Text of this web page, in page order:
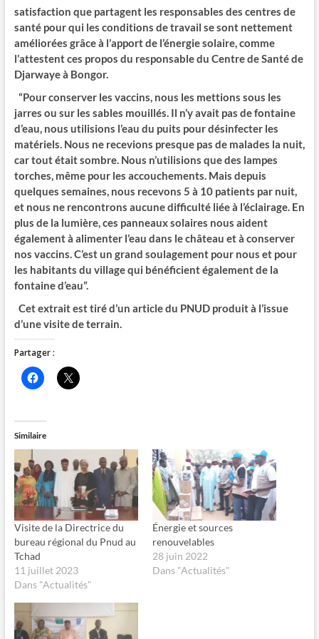
satisfaction que partagent les responsables des centres de
santé pour qui les conditions de travail se sont nettement
améliorées grâce à l’apport de l’énergie solaire, comme
l’attestent ces propos du responsable du Centre de Santé de
Djarwaye à Bongor.
“Pour conserver les vaccins, nous les mettions sous les
jarres ou sur les sables mouillés. Il n’y avait pas de fontaine
d’eau, nous utilisions l’eau du puits pour désinfecter les
matériels. Nous ne recevions presque pas de malades la nuit,
car tout était sombre. Nous n’utilisions que des lampes
torches, même pour les accouchements. Mais depuis
quelques semaines, nous recevons 5 à 10 patients par nuit,
et nous ne rencontrons aucune difficulté liée à l’éclairage. En
plus de la lumière, ces panneaux solaires nous aident
également à alimenter l’eau dans le château et à conserver
nos vaccins. C’est un grand soulagement pour nous et pour
les habitants du village qui bénéficient également de la
fontaine d’eau”.
Cet extrait est tiré d’un article du PNUD produit à l’issue
d’une visite de terrain.
Partager :
C
l
e
z
p
o
r
p
a
r
t
g
e
r
s
u
r
F
a
b
o
o
C
l
o
u
r
p
a
r
t
a
g
e
r
r
X
(
v
r
e
Similaire
Visite de la Directrice du
bureau régional du Pnud au
Tchad
11 juillet 2023
Dans "Actualités"
Énergie et sources
renouvelables
28 juin 2022
Dans "Actualités"